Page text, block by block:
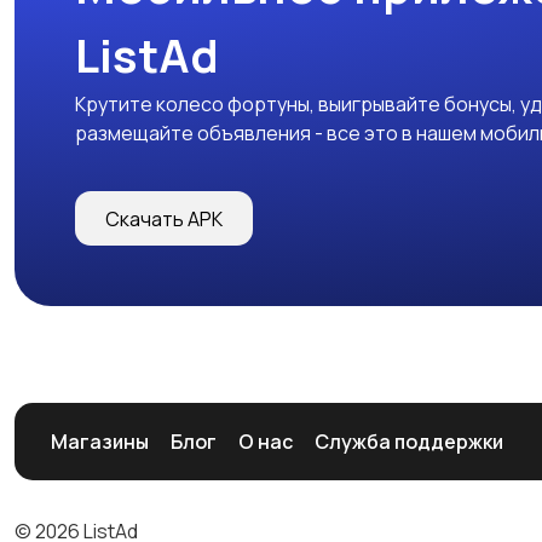
ListAd
Крутите колесо фортуны, выигрывайте бонусы,
размещайте объявления - все это в нашем
Скачать APK
Магазины Блог О нас Служба поддержки
© 2026 ListAd